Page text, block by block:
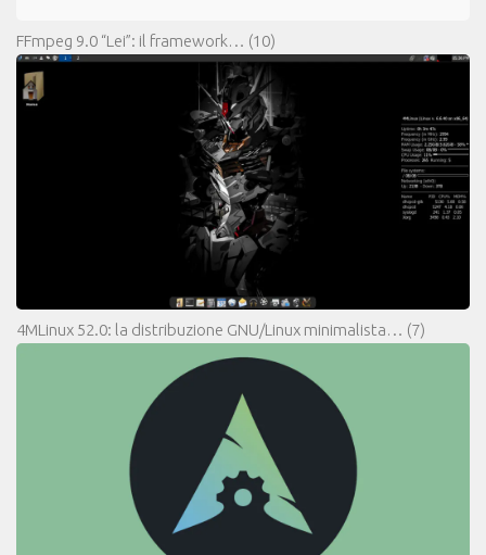
FFmpeg 9.0 “Lei”: il framework… (10)
4MLinux 52.0: la distribuzione GNU/Linux minimalista… (7)